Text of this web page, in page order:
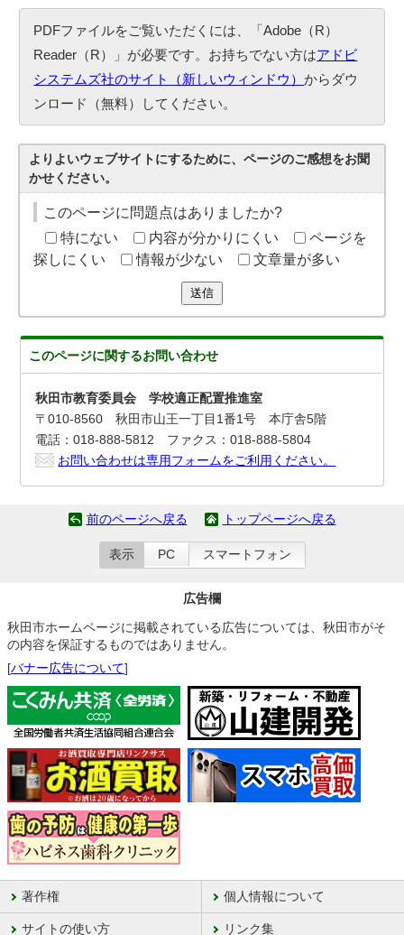
PDFファイルをご覧いただくには、「Adobe（R）
Reader（R）」が必要です。お持ちでない方はアドビ
システムズ社のサイト（新しいウィンドウ）からダウ
ンロード（無料）してください。
よりよいウェブサイトにするために、ページのご感想をお聞
かせください。
このページに問題点はありましたか?
特にない
内容が分かりにくい
ページを
探しにくい
情報が少ない 文章量が多い
送信
このページに関するお問い合わせ
秋田市教育委員会 学校適正配置推進室
〒010-8560 秋田市山王一丁目1番1号 本庁舎5階
電話：018-888-5812 ファクス：018-888-5804
お問い合わせは専用フォームをご利用ください。
前のページへ戻る トップページへ戻る
表示 PC スマートフォン
広告欄
秋田市ホームページに掲載されている広告については、秋田市がそ
の内容を保証するものではありません。
[バナー広告について]
著作権 個人情報について
サイトの使い方 リンク集